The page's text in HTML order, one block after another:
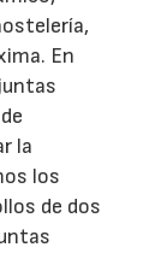
En
la
los
de dos